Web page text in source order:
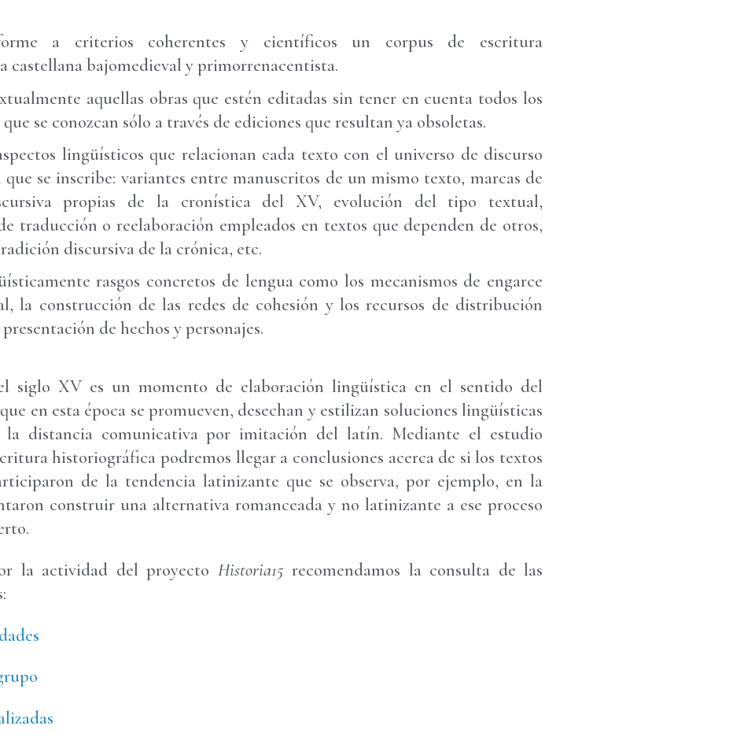
a criterios coherentes y científicos un corpus de escritura
castellana bajomedieval y primorrenacentista.
aquellas obras que estén editadas sin tener en cuenta todos los
se conozcan sólo a través de ediciones que resultan ya obsoletas.
lingüísticos que relacionan cada texto con el universo de discurso
se inscribe: variantes entre manuscritos de un mismo texto, marcas de
propias de la cronística del XV, evolución del tipo textual,
traducción o reelaboración empleados en textos que dependen de otros,
discursiva de la crónica, etc.
rasgos concretos de lengua como los mecanismos de engarce
la construcción de las redes de cohesión y los recursos de distribución
de hechos y personajes.
siglo XV es un momento de elaboración lingüística en el sentido del
en esta época se promueven, desechan y estilizan soluciones lingüísticas
la distancia comunicativa por imitación del latín. Mediante el estudio
historiográfica podremos llegar a conclusiones acerca de si los textos
de la tendencia latinizante que se observa, por ejemplo, en la
construir una alternativa romanceada y no latinizante a ese proceso
la actividad del proyecto Historia15 recomendamos la consulta de las